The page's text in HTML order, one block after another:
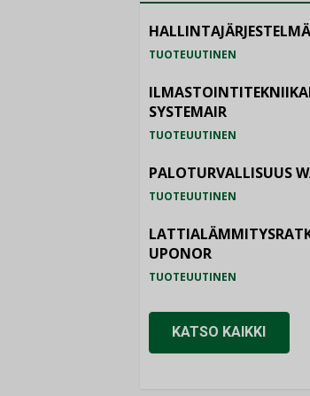
TUOTEUUTINEN
SYSTEMAIR
TUOTEUUTINEN
PALOTURVALLISUUS
TUOTEUUTINEN
UPONOR
TUOTEUUTINEN
KATSO KAIKKI